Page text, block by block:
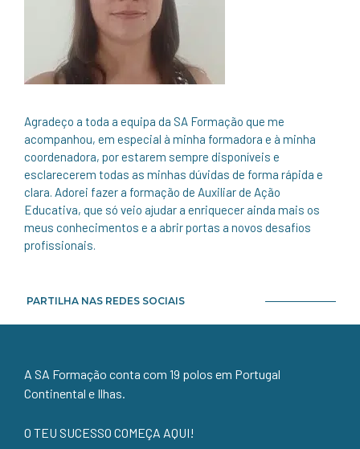
Agradeço a toda a equipa da SA Formação que me
acompanhou, em especial à minha formadora e à minha
coordenadora, por estarem sempre disponíveis e
esclarecerem todas as minhas dúvidas de forma rápida e
clara. Adorei fazer a formação de Auxiliar de Ação
Educativa, que só veio ajudar a enriquecer ainda mais os
meus conhecimentos e a abrir portas a novos desafios
profissionais.
PARTILHA NAS REDES SOCIAIS
A SA Formação conta com 19 polos em Portugal
Continental e Ilhas.
O TEU SUCESSO COMEÇA AQUI!